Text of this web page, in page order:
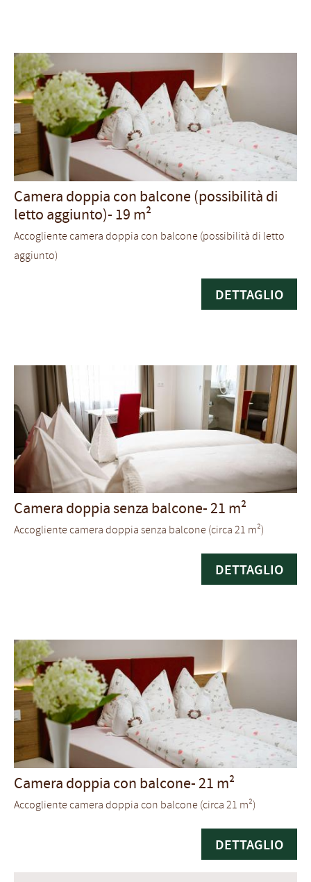
Camera doppia con balcone (possibilità di
letto aggiunto)- 19 m²
Accogliente camera doppia con balcone (possibilità di letto
aggiunto)
DETTAGLIO
Camera doppia senza balcone-21 m²
Accogliente camera doppia senza balcone (circa 21 m²)
DETTAGLIO
Camera doppia con balcone-21 m²
Accogliente camera doppia con balcone (circa 21 m²)
DETTAGLIO